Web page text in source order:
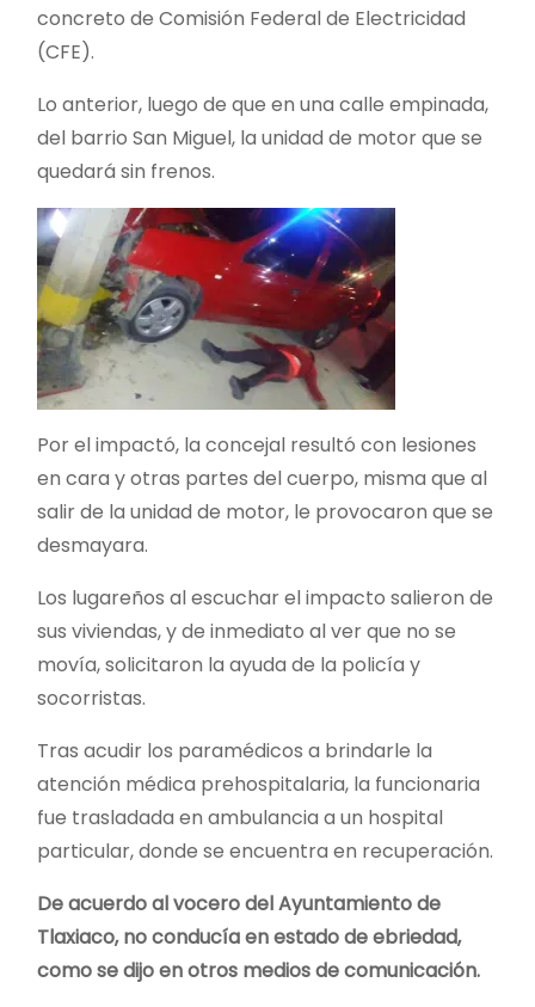
concreto de Comisión Federal de Electricidad
(CFE).
Lo anterior, luego de que en una calle empinada,
del barrio San Miguel, la unidad de motor que se
quedará sin frenos.
Por el impactó, la concejal resultó con lesiones
en cara y otras partes del cuerpo, misma que al
salir de la unidad de motor, le provocaron que se
desmayara.
Los lugareños al escuchar el impacto salieron de
sus viviendas, y de inmediato al ver que no se
movía, solicitaron la ayuda de la policía y
socorristas.
Tras acudir los paramédicos a brindarle la
atención médica prehospitalaria, la funcionaria
fue trasladada en ambulancia a un hospital
particular, donde se encuentra en recuperación.
De acuerdo al vocero del Ayuntamiento de
Tlaxiaco, no conducía en estado de ebriedad,
como se dijo en otros medios de comunicación.